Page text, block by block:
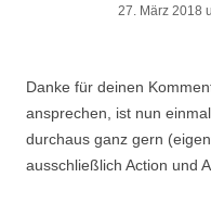
27. März 2018
Danke für deinen
ansprechen, ist nun
durchaus ganz gern
ausschließlich Action und